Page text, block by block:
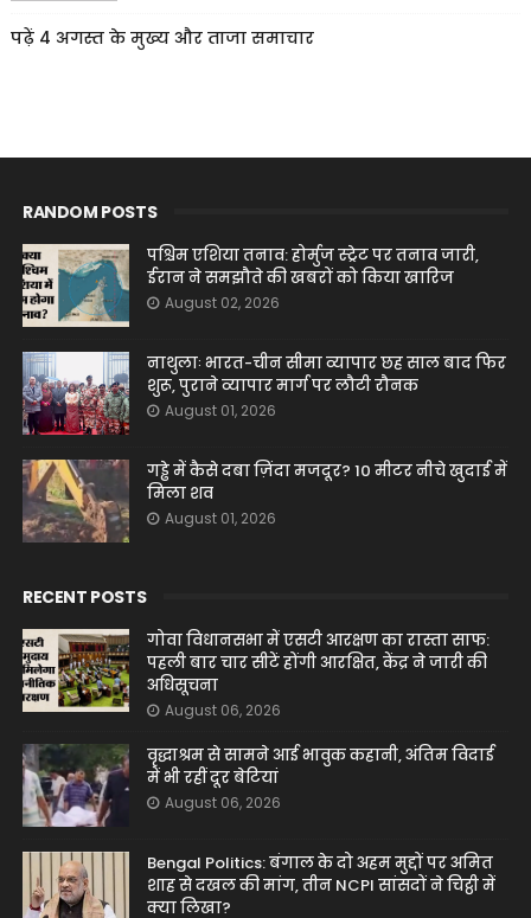
पढ़ें 4 अगस्त के मुख्य और ताजा समाचार
RANDOM POSTS
पश्चिम एशिया तनाव: होर्मुज स्ट्रेट पर तनाव जारी,
ईरान ने समझौते की खबरों को किया खारिज
August 02, 2026
नाथुलाः भारत-चीन सीमा व्यापार छह साल बाद फिर
शुरू, पुराने व्यापार मार्ग पर लौटी रौनक
August 01, 2026
गड्ढे में कैसे दबा ज़िंदा मजदूर? 10 मीटर नीचे खुदाई में
मिला शव
August 01, 2026
RECENT POSTS
गोवा विधानसभा में एसटी आरक्षण का रास्ता साफ:
पहली बार चार सीटें होंगी आरक्षित, केंद्र ने जारी की
अधिसूचना
August 06, 2026
वृद्धाश्रम से सामने आई भावुक कहानी, अंतिम विदाई
में भी रहीं दूर बेटियां
August 06, 2026
Bengal Politics: बंगाल के दो अहम मुद्दों पर अमित
शाह से दखल की मांग, तीन NCPI सांसदों ने चिट्ठी में
क्या लिखा?